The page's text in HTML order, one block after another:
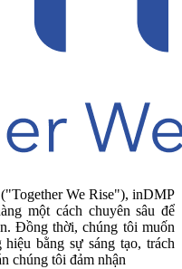
We Rise"), inDMP
một cách chuyên sâu để
Đồng thời, chúng tôi muốn
bằng sự sáng tạo, trách
chúng tôi đảm nhận